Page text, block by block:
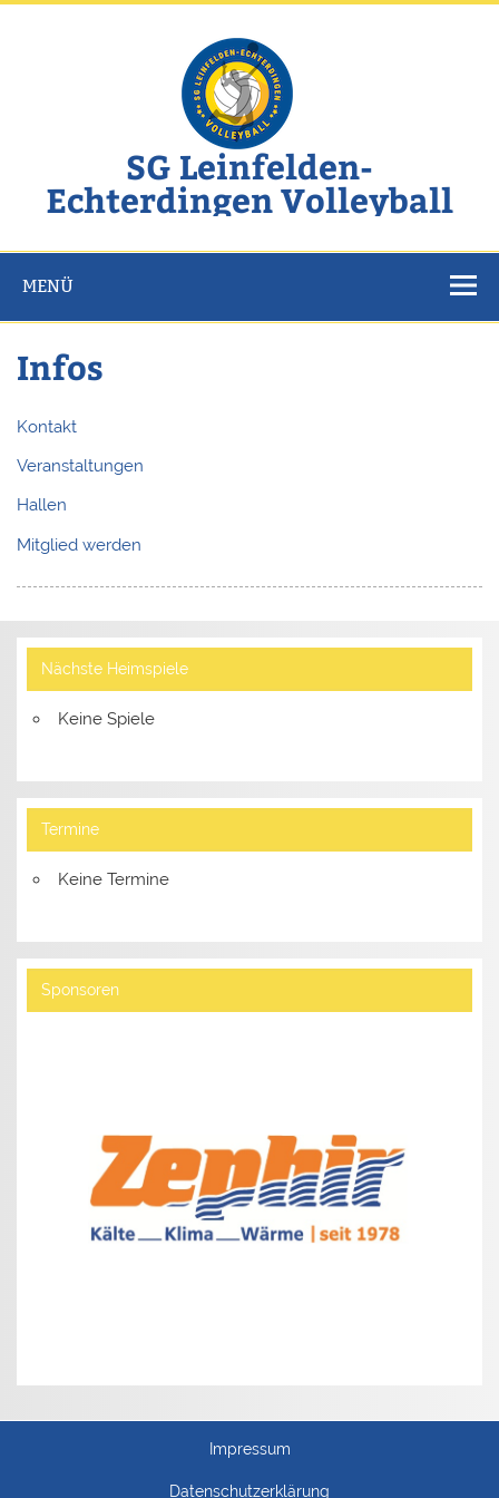
Zum
SG Leinfelden-
Echterdingen Volleyball
MENÜ
Infos
Kontakt
Veranstaltungen
Hallen
Mitglied werden
Nächste Heimspiele
Keine Spiele
Termine
Keine Termine
Sponsoren
Impressum
Datenschutzerklärung